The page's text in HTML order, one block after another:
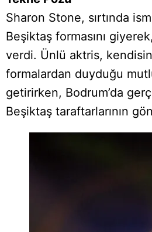
Sharon Stone, sırtında
Beşiktaş formasını
verdi. Ünlü aktris,
formalardan duyduğu
getirirken, Bodrum’da
Beşiktaş taraftarlarının